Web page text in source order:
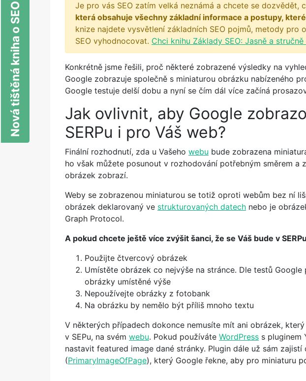
Nová tištěná kniha o SEO Je pro vás SEO zatím velká neznámá a chcete se dozvědět,
která obsahuje všechny základní informace a postupy,
knize najdete vysvětlení základních SEO pojmů, metody pro
SEO vyhodnocovat. Chci knihu Základy SEO: Jasně a stručně
Konkrétně jsme řešili, proč některé zobrazené výsledky na
Google zobrazuje společně s miniaturou obrázku nabízeného
Google testuje delší dobu a nyní se čím dál více začíná
Jak ovlivnit, aby Google
SERPu i pro Váš web?
Finální rozhodnutí, zda u Vašeho webu bude zobrazena
ho však můžete posunout v rozhodování potřebným směrem a
obrázek zobrazí.
Weby se zobrazenou miniaturou se totiž oproti webům bez ní
obrázek deklarovaný ve strukturovaných datech nebo je
Graph Protocol.
A pokud chcete ještě více zvýšit šanci, že se Váš bude v
Použijte čtvercový obrázek
Umístěte obrázek co nejvýše na stránce. Dle testů
obrázky umístěné výše
Nepoužívejte obrázky z fotobank
Na obrázku by nemělo být příliš mnoho textu
V některých případech dokonce nemusíte mít ani obrázek,
v SEPu, na svém webu. Pokud používáte WordPress s pluginem
nastavit featured image dané stránky. Plugin dále už sám
(PrimaryImageOfPage), který Google řekne, aby pro miniaturu